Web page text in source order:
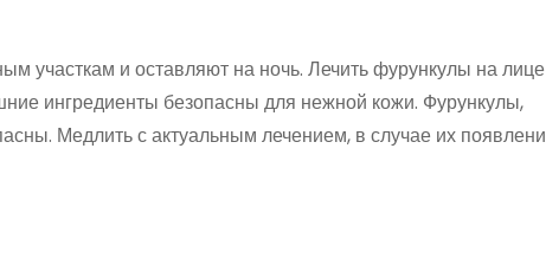
участкам и оставляют на ночь. Лечить фурункулы на лице
ингредиенты безопасны для нежной кожи. Фурункулы,
Медлить с актуальным лечением, в случае их